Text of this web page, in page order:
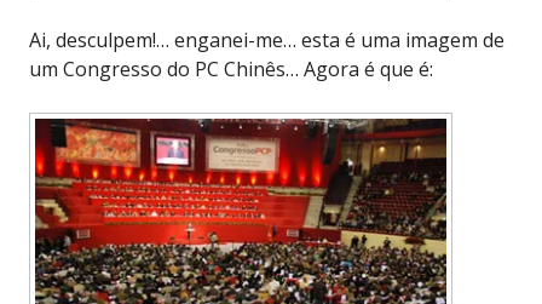
Ai, desculpem!… enganei-me… esta é uma imagem de
um Congresso do PC Chinês… Agora é que é: